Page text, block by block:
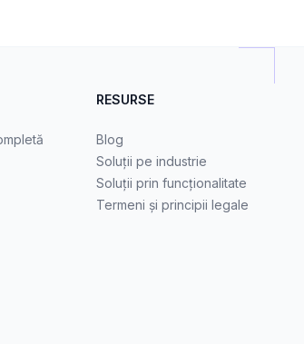
RESURSE
Blog
Soluții pe industrie
Soluții prin funcționalitate
Termeni și principii legale